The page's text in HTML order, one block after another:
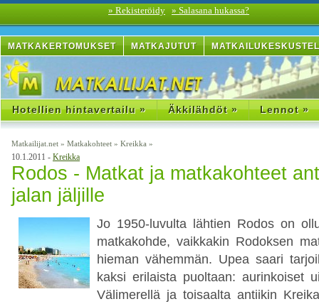
» Rekisteröidy » Salasana hukassa?
MATKAKERTOMUKSET MATKAJUTUT
Hotellien hintavertailu » Äkkilähdöt » Lennot »
Matkailijat.net » Matkakohteet » Kreikka »
10.1.2011 - Kreikka
Rodos - Matkat ja matkakohteet
jalan jäljille
Jo 1950-luvulta lähtien Rodos on
matkakohde, vaikkakin Rodoksen
hieman vähemmän. Upea saari
kaksi erilaista puoltaan: aurinkoiset
Välimerellä ja toisaalta antiikin